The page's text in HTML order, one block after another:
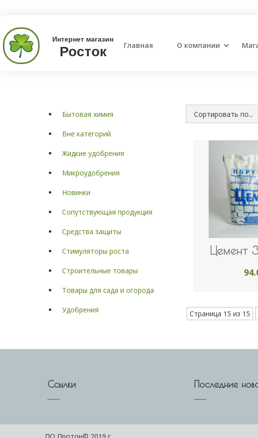
Интернет магазин
Росток Главная О компании
Бытовая химия
Вне категорий
Жидкие удобрения
Микроудобрения
Новинки
Сопутствующая продукция
Средства защиты
Стимуляторы роста
Строительные товары
Товары для сада и огорода
Удобрения
Цемент
Страница 15 из 15
Ссылки Последние